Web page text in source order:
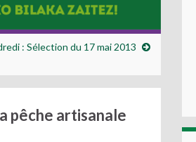
: Sélection du 17 mai 2013
pêche artisanale